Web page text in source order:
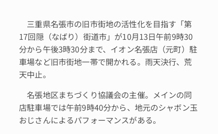
三重県名張市の旧市街地の活性化を目指す「第
17回隠（なばり）街道市」が10月13日午前9時30
分から午後3時30分まで、イオン名張店（元町）駐
車場など旧市街地一帯で開かれる。雨天決行、荒
天中止。
名張地区まちづくり協議会の主催。メインの同
店駐車場では午前9時40分から、地元のシャボン玉
おじさんによるパフォーマンスがある。